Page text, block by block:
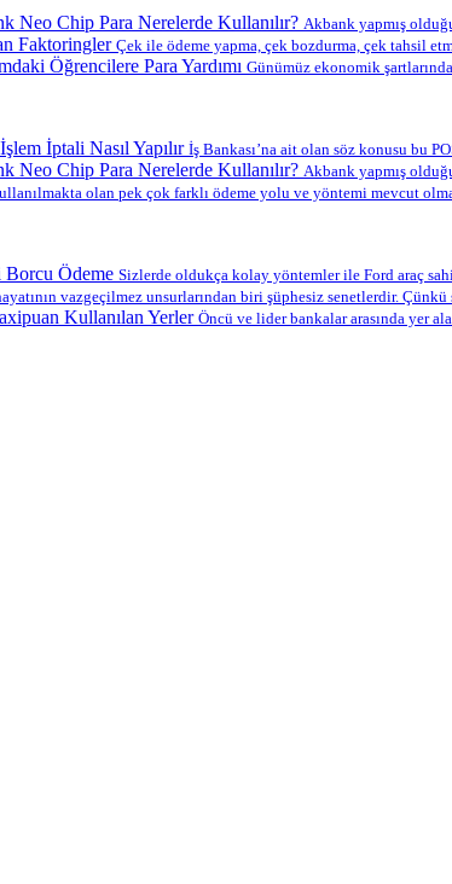
Neo Chip Para Nerelerde Kullanılır? Akbank yapmış
Faktoringler Çek ile ödeme yapma, çek bozdurma, çek tahsil
Öğrencilere Para Yardımı Günümüz ekonomik
İptali Nasıl Yapılır İş Bankası’na ait olan söz konusu bu
Neo Chip Para Nerelerde Kullanılır? Akbank yapmış
olan pek çok farklı ödeme yolu ve yöntemi mevcut
Ödeme Sizlerde oldukça kolay yöntemler ile Ford araç
vazgeçilmez unsurlarından biri şüphesiz senetlerdir. Çünkü
Kullanılan Yerler Öncü ve lider bankalar arasında yer